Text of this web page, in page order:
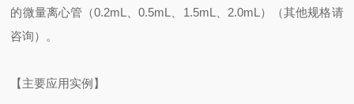
的微量离心管（0.2mL、0.5mL、1.5mL、2.0mL）（其他规格请
咨询）。
【主要应用实例】